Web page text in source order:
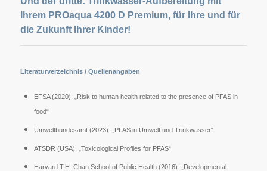
Ihrem PROaqua 4200 D Premium, für Ihre und für
die Zukunft Ihrer Kinder!
Literaturverzeichnis / Quellenangaben
EFSA (2020): „Risk to human health related to the presence of PFAS in
food“
Umweltbundesamt (2023): „PFAS in Umwelt und Trinkwasser“
ATSDR (USA): „Toxicological Profiles for PFAS“
Harvard T.H. Chan School of Public Health (2016): „Developmental